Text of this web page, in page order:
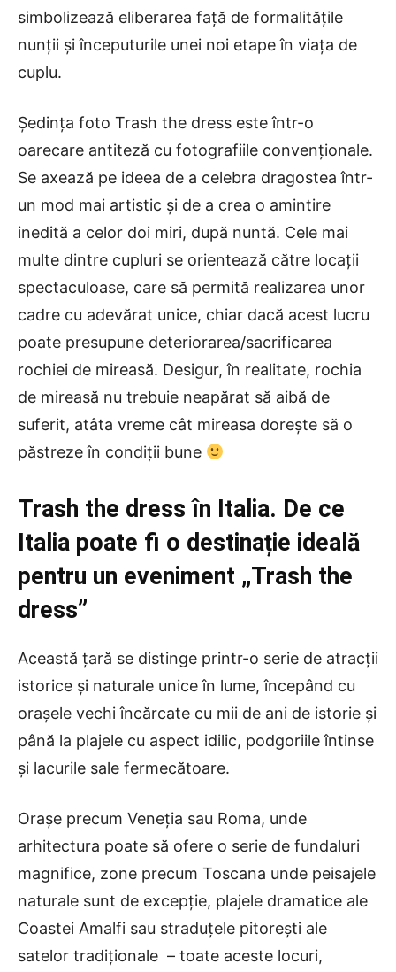
simbolizează eliberarea față de formalitățile
nunții și începuturile unei noi etape în viața de
cuplu.
Ședința foto Trash the dress este într-o
oarecare antiteză cu fotografiile convenționale.
Se axează pe ideea de a celebra dragostea într-
un mod mai artistic și de a crea o amintire
inedită a celor doi miri, după nuntă. Cele mai
multe dintre cupluri se orientează către locații
spectaculoase, care să permită realizarea unor
cadre cu adevărat unice, chiar dacă acest lucru
poate presupune deteriorarea/sacrificarea
rochiei de mireasă. Desigur, în realitate, rochia
de mireasă nu trebuie neapărat să aibă de
suferit, atâta vreme cât mireasa dorește să o
păstreze în condiții bune
Trash the dress în Italia. De ce
Italia poate fi o destinație ideală
pentru un eveniment „Trash the
dress”
Această țară se distinge printr-o serie de atracții
istorice și naturale unice în lume, începând cu
orașele vechi încărcate cu mii de ani de istorie și
până la plajele cu aspect idilic, podgoriile întinse
și lacurile sale fermecătoare.
Orașe precum Veneția sau Roma, unde
arhitectura poate să ofere o serie de fundaluri
magnifice, zone precum Toscana unde peisajele
naturale sunt de excepție, plajele dramatice ale
Coastei Amalfi sau straduțele pitorești ale
satelor tradiționale – toate aceste locuri,